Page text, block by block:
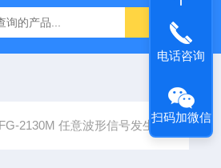
GSP-730 频谱分析仪 艾睿光电
2130M 任意波形信号发生器
电话咨询
扫码加微信